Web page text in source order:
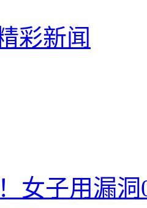
彩新闻
女子用漏